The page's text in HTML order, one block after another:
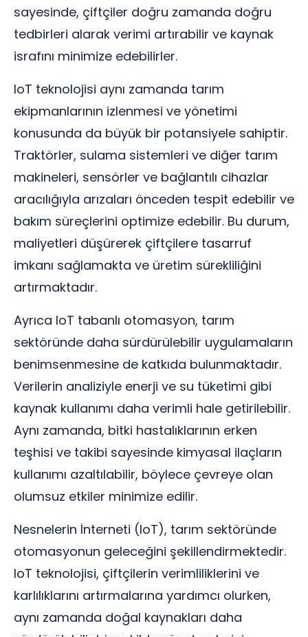
sayesinde, çiftçiler doğru zamanda doğru
tedbirleri alarak verimi artırabilir ve kaynak
israfını minimize edebilirler.
IoT teknolojisi aynı zamanda tarım
ekipmanlarının izlenmesi ve yönetimi
konusunda da büyük bir potansiyele sahiptir.
Traktörler, sulama sistemleri ve diğer tarım
makineleri, sensörler ve bağlantılı cihazlar
aracılığıyla arızaları önceden tespit edebilir ve
bakım süreçlerini optimize edebilir. Bu durum,
maliyetleri düşürerek çiftçilere tasarruf
imkanı sağlamakta ve üretim sürekliliğini
artırmaktadır.
Ayrıca IoT tabanlı otomasyon, tarım
sektöründe daha sürdürülebilir uygulamaların
benimsenmesine de katkıda bulunmaktadır.
Verilerin analiziyle enerji ve su tüketimi gibi
kaynak kullanımı daha verimli hale getirilebilir.
Aynı zamanda, bitki hastalıklarının erken
teşhisi ve takibi sayesinde kimyasal ilaçların
kullanımı azaltılabilir, böylece çevreye olan
olumsuz etkiler minimize edilir.
Nesnelerin İnterneti (IoT), tarım sektöründe
otomasyonun geleceğini şekillendirmektedir.
IoT teknolojisi, çiftçilerin verimliliklerini ve
karlılıklarını artırmalarına yardımcı olurken,
aynı zamanda doğal kaynakları daha